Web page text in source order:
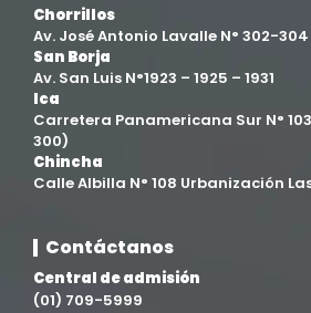
Facultad de Ingenierías
Filial Chincha
Filial Ica
Ingeniería agroindustrial
Ingeniería Civil
Ingeniería de Sistemas
Chorrillos
Av. José Antonio Lavalle N° 302-
San Borja
Av. San Luis N°1923 – 1925 – 1931
Ica
Carretera Panamericana Sur N° 103,
300)
Chincha
Calle Albilla N° 108 Urbanización
Contáctanos
Central de admisión
(01) 709-5999